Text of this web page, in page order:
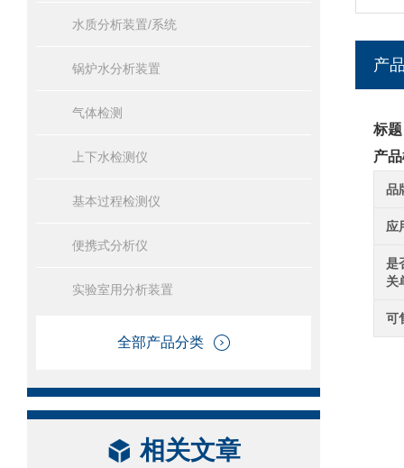
水质分析装置/系统
锅炉水分析装置
气体检测
上下水检测仪
基本过程检测仪
便携式分析仪
实验室用分析装置
全部产品分类
相关文章
产
标
产
品
应
是
关
可